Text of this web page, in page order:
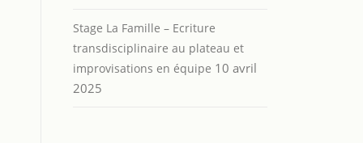
Stage La Famille – Ecriture
transdisciplinaire au plateau et
improvisations en équipe 10 avril
2025